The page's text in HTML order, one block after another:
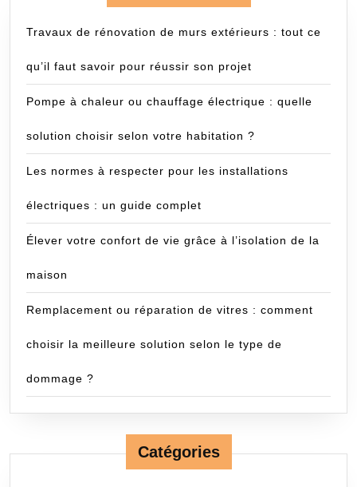
Travaux de rénovation de murs extérieurs : tout ce
qu’il faut savoir pour réussir son projet
Pompe à chaleur ou chauffage électrique : quelle
solution choisir selon votre habitation ?
Les normes à respecter pour les installations
électriques : un guide complet
Élever votre confort de vie grâce à l’isolation de la
maison
Remplacement ou réparation de vitres : comment
choisir la meilleure solution selon le type de
dommage ?
Catégories